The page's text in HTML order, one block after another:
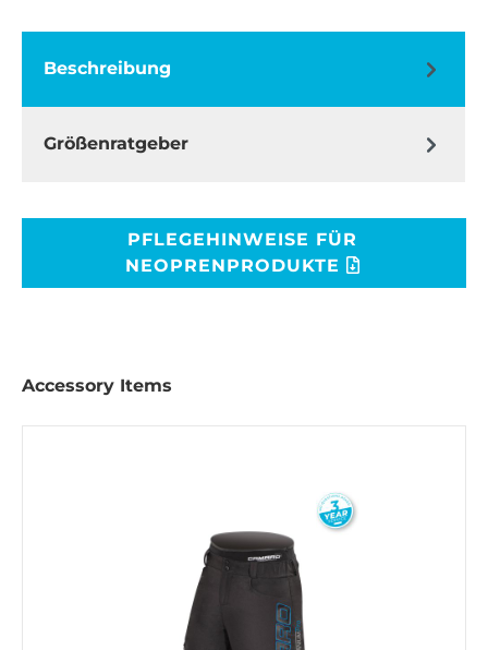
Beschreibung
Größenratgeber
PFLEGEHINWEISE FÜR
NEOPRENPRODUKTE
Accessory Items